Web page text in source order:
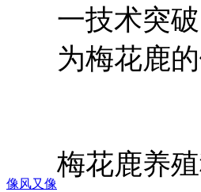
像风又像
一技术突
为梅花鹿
梅花鹿养